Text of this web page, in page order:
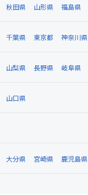
秋田県 山形県 福島県
千葉県 東京都 神奈川県
山梨県 長野県 岐阜県
山口県
大分県 宮崎県 鹿児島県